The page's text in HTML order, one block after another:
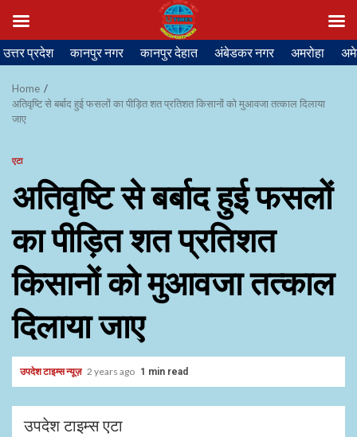
Skip
to
content
उत्तर प्रदेश कानपुर नगर कानपुर देहात अंबेडकर नगर अमरोहा
Home
अतिवृष्टि से बर्बाद हुई फसलों का पीड़ित शत प्रतिशत किसानों को मुआवजा तत्काल दिलाया
जाए
एटा
अतिवृष्टि से बर्बाद हुई फसलों
का पीड़ित शत प्रतिशत
किसानों को मुआवजा तत्काल
दिलाया जाए
उपदेश टाइम्स न्यूज़ 2 years ago 1 min read
उपदेश टाइम्स एटा